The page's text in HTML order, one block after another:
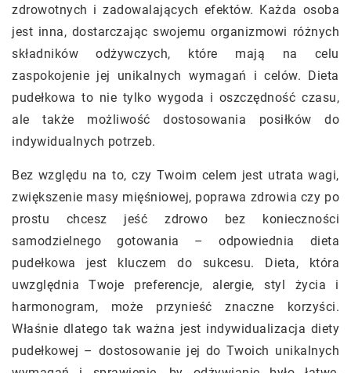
zdrowotnych i zadowalających efektów. Każda osoba
jest inna, dostarczając swojemu organizmowi różnych
składników odżywczych, które mają na celu
zaspokojenie jej unikalnych wymagań i celów. Dieta
pudełkowa to nie tylko wygoda i oszczędność czasu,
ale także możliwość dostosowania posiłków do
indywidualnych potrzeb.
Bez względu na to, czy Twoim celem jest utrata wagi,
zwiększenie masy mięśniowej, poprawa zdrowia czy po
prostu chcesz jeść zdrowo bez konieczności
samodzielnego gotowania – odpowiednia dieta
pudełkowa jest kluczem do sukcesu. Dieta, która
uwzględnia Twoje preferencje, alergie, styl życia i
harmonogram, może przynieść znaczne korzyści.
Właśnie dlatego tak ważna jest indywidualizacja diety
pudełkowej – dostosowanie jej do Twoich unikalnych